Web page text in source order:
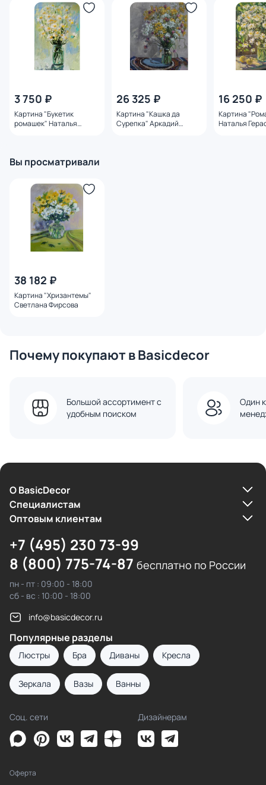
3 750 ₽
Картина "Букетик
ромашек" Наталья
26 325 ₽
Картина "Кашка да
Сурепка" Аркадий
16 250 ₽
Картина
Наталья
Вы просматривали
38 182 ₽
Картина "Хризантемы"
Светлана Фирсова
Почему покупают в Basicdecor
Большой ассортимент с
удобным поиском
Один
О BasicDecor
Cпециалистам
Оптовым клиентам
+7 (495) 230 73-99
8 (800) 775-74-87 бесплатно по России
пн - пт : 09:00 - 18:00
сб - вс : 10:00 - 18:00
info@basicdecor.ru
Популярные разделы
Люстры Бра Диваны Кресла
Зеркала Вазы Ванны
Соц. сети Дизайнерам
Оферта